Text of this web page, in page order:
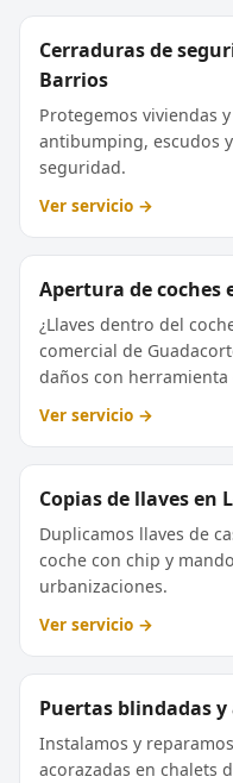
Cerraduras de
Barrios
Protegemos viviendas
antibumping, escudos
seguridad.
Ver servicio →
Apertura de coches
¿Llaves dentro del
comercial de
daños con herramienta
Ver servicio →
Copias de llaves en
Duplicamos llaves de
coche con chip y
urbanizaciones.
Ver servicio →
Puertas blindadas y
Instalamos y
acorazadas en chalets